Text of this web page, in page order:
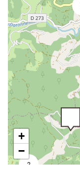
2
+
−